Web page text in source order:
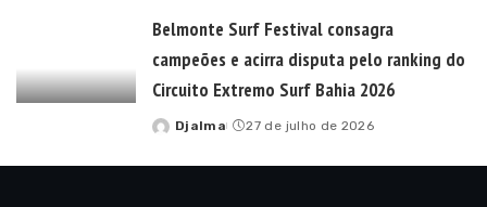
Belmonte Surf Festival consagra
campeões e acirra disputa pelo ranking do
Circuito Extremo Surf Bahia 2026
Posted
Djalma 27 de julho de 2026